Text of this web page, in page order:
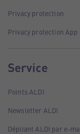
Privacy protection
Privacy protection App
Service
Points ALDI
Newsletter ALDI
Dépliant ALDI par e-